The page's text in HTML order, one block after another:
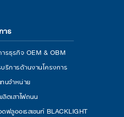
าร
รธุรกิจ OEM & OBM
ริการด้านงานโครงการ
นจำหน่าย
ตเสาไฟถนน
ฟลูออเรสเซนท์ BLACKLIGHT